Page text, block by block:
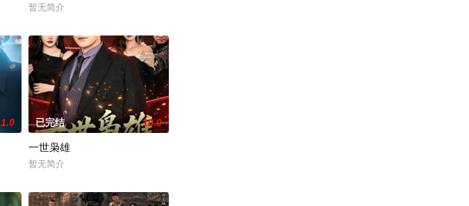
暂无简介
1.0 已完结 10.0
一世枭雄
暂无简介